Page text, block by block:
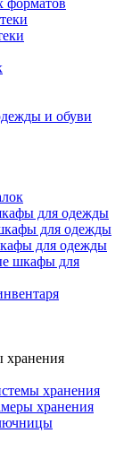
форматов
и обуви
для одежды
для одежды
для одежды
шкафы для
хранения
хранения
хранения